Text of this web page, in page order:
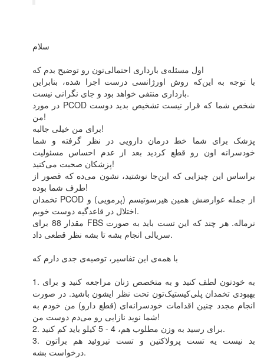
سلام
اول مسئله‌ی بارداری‌ احتمالی‌تون رو توضیح بدم که
با توجه به این‌که روش اورژانسی درست اجرا شده، بنابراین
بارداری منتفی خواهد بود و جای نگرانی نیست.
در مورد PCOD شخص شما که قرار نیست تشخیص بدید دوست
من!
برای من خیلی جالبه!
پزشک برای شما خط درمان دارویی در نظر گرفته و شما
خودسرانه اون رو قطع کردید بعد از عدم احساس مسئولیت
پزشکان صحبت می‌کنید!
براساس این چیزایی که این‌جا نوشتید، نشون می‌ده که قصور از
طرف شما بوده!
تخمدان PCOD از جمله عوارضش همین هیرسوتیسم (پرمویی) و
اختلال در قاعدگیه دوست خوبم.
مقدار 88 برای FBS نرماله. هر چند که این تست باید به صورت
سریالی انجام بشه تا بشه نظر قطعی داد.
با همه‌ی این تفاسیر، توصیه‌ی جدی دارم که
1. به خودتون لطف کنید و به متخصص زنان مراجعه کنید و برای
بهبودی تخمدان پلی‌کیستیک‌تون تحت نظر ایشون باشید. در صورت
انجام مجدد چنین اقدامات خودسرانه‌ای (قطع دارو) من خودم به
شما نوید نازایی رو می‌دم دوست من!
2. برای رسید به وزن مطلوب هم، 4 - 5 کیلو باید کم کنید.
3. بد نیست یه تست پرولاکتین و تست تیروئید هم براتون
درخواست بشه.